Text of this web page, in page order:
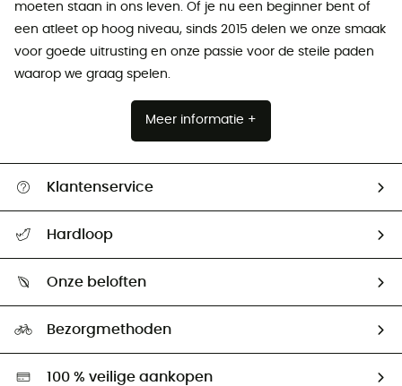
moeten staan ​​in ons leven. Of je nu een beginner bent of
een atleet op hoog niveau, sinds 2015 delen we onze smaak
voor goede uitrusting en onze passie voor de steile paden
waarop we graag spelen.
Meer informatie +
Klantenservice
Mijn zending volgen
Retourzendingen & Terugbetalingen
Hardloop
Ambassadeurs
Onze beloften
Hardgreen
Bezorgmethoden
100 % veilige aankopen